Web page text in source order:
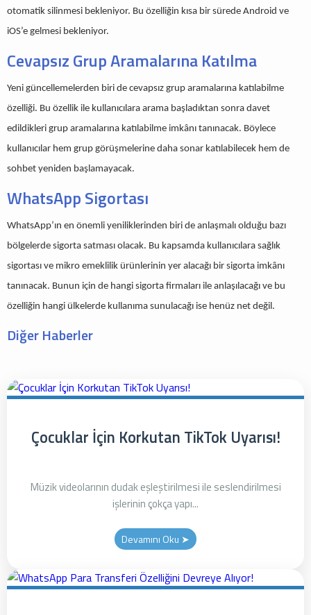
otomatik silinmesi bekleniyor. Bu özelliğin kısa bir sürede Android ve
iOS’e gelmesi bekleniyor.
Cevapsız Grup Aramalarına Katılma
Yeni güncellemelerden biri de cevapsız grup aramalarına katılabilme
özelliği. Bu özellik ile kullanıcılara arama başladıktan sonra davet
edildikleri grup aramalarına katılabilme imkânı tanınacak. Böylece
kullanıcılar hem grup görüşmelerine daha sonar katılabilecek hem de
sohbet yeniden başlamayacak.
WhatsApp Sigortası
WhatsApp’ın en önemli yeniliklerinden biri de anlaşmalı olduğu bazı
bölgelerde sigorta satması olacak. Bu kapsamda kullanıcılara sağlık
sigortası ve mikro emeklilik ürünlerinin yer alacağı bir sigorta imkânı
tanınacak. Bunun için de hangi sigorta firmaları ile anlaşılacağı ve bu
özelliğin hangi ülkelerde kullanıma sunulacağı ise henüz net değil.
Diğer Haberler
Çocuklar İçin Korkutan TikTok Uyarısı!
Müzik videolarının dudak eşleştirilmesi ile seslendirilmesi
işlerinin çokça yapı...
Devamını Oku ➤